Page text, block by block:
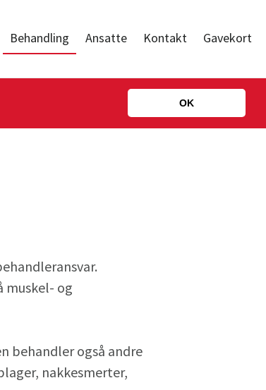
OK
Behandling Ansatte Kontakt Gavekort
muskel- og
behandler også andre
nakkesmerter,